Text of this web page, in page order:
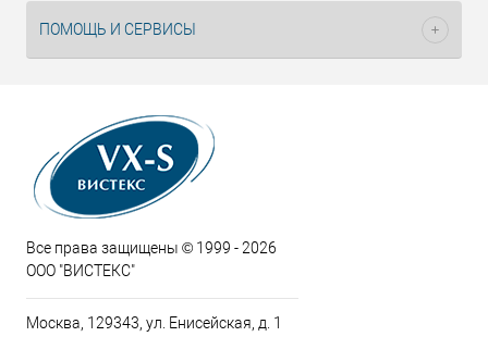
ПОМОЩЬ И СЕРВИСЫ
Все права защищены © 1999 - 2026
ООО "ВИСТЕКС"
Москва, 129343, ул. Енисейская, д. 1